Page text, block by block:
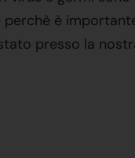
è
presso la